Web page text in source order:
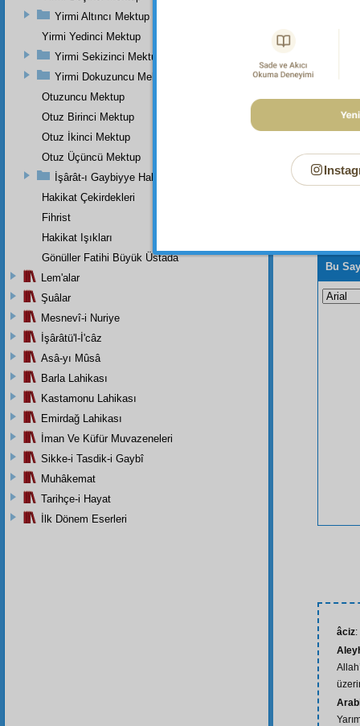
Bu
âciz
Yirmi Altıncı Mektup
Yirmi Yedinci Mektup
Yirmi Sekizinci Mektup
Yirmi Dokuzuncu Mektup
Otuzuncu Mektup
Otuz Birinci Mektup
Otuz İkinci Mektup
Otuz Üçüncü Mektup
İşârât-ı Gaybiyye Hakkında Bir Takriz
Hakikat Çekirdekleri
Fihrist
Hakikat Işıkları
Gönüller Fatihi Büyük Üstada
Lem'alar
Şuâlar
Mesnevî-i Nuriye
İşârâtü'l-İ'câz
Asâ-yı Mûsâ
Barla Lahikası
Kastamonu Lahikası
Emirdağ Lahikası
İman Ve Küfür Muvazeneleri
Sikke-i Tasdik-i Gaybî
Muhâkemat
Tarihçe-i Hayat
İlk Dönem Eserleri